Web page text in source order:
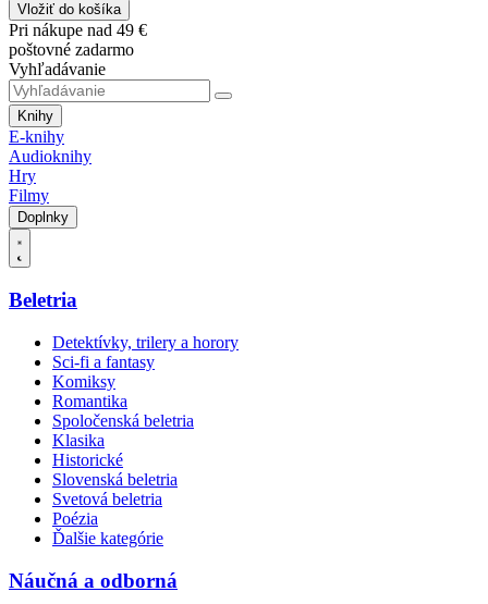
Vložiť do košíka
Pri nákupe nad 49 €
poštovné zadarmo
Vyhľadávanie
Knihy
E-knihy
Audioknihy
Hry
Filmy
Doplnky
Beletria
Detektívky, trilery a horory
Sci-fi a fantasy
Komiksy
Romantika
Spoločenská beletria
Klasika
Historické
Slovenská beletria
Svetová beletria
Poézia
Ďalšie kategórie
Náučná a odborná